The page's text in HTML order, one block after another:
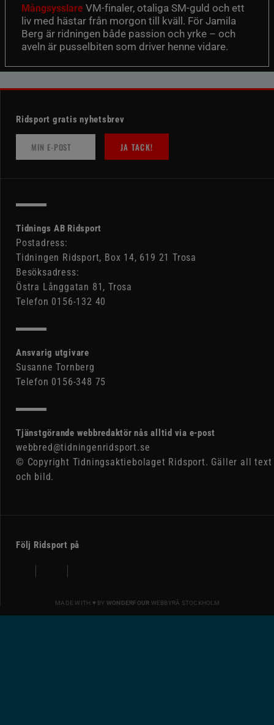
Mångsysslare VM-finaler, otaliga SM-guld och ett
liv med hästar från morgon till kväll. För Jamila
Berg är ridningen både passion och yrke – och
aveln är pusselbiten som driver henne vidare.
Ridsport gratis nyhetsbrev
JA TACK!
Tidnings AB Ridsport
Postadress:
Tidningen Ridsport, Box 14, 619 21 Trosa
Besöksadress:
Östra Långgatan 81, Trosa
Telefon 0156-132 40
Ansvarig utgivare
Susanne Tornberg
Telefon 0156-348 75
Tjänstgörande webbredaktör nås alltid via e-post
webbred@tidningenridsport.se
© Copyright Tidningsaktiebolaget Ridsport. Gäller all text
och bild.
Följ Ridsport på
MADE WITH ♥ BY WONDERFOUR WEBBYRÅ STOCKHOLM